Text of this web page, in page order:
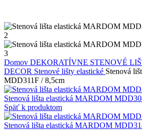
Domov DEKORATÍVNE STENOVÉ
DECOR Stenové lišty elastické Stenová
MDD311F / 8,5cm
Stenová lišta elastická MARDOM
Späť k produktom
Stenová lišta elastická MARDOM